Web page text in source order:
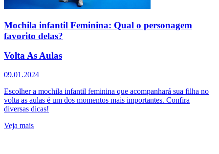
Mochila infantil Feminina: Qual o personagem
favorito delas?
Volta As Aulas
09.01.2024
Escolher a mochila infantil feminina que acompanhará sua filha no
volta as aulas é um dos momentos mais importantes. Confira
diversas dicas!
Veja mais